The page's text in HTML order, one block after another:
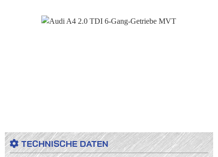
Bildergalerie überspringen
TECHNISCHE DATEN